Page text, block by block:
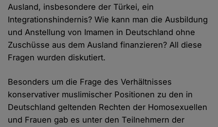
Ausland, insbesondere der Türkei, ein
Integrationshindernis? Wie kann man die Ausbildung
und Anstellung von Imamen in Deutschland ohne
Zuschüsse aus dem Ausland finanzieren? All diese
Fragen wurden diskutiert.
Besonders um die Frage des Verhältnisses
konservativer muslimischer Positionen zu den in
Deutschland geltenden Rechten der Homosexuellen
und Frauen gab es unter den Teilnehmern der